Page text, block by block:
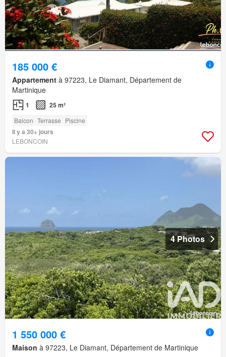
185 000 €
Appartement à 97223, Le Diamant, Département de
Martinique
1 25 m²
Balcon Terrasse Piscine
Il y a 30+ jours
LEBONCOIN
4 Photos
1 550 000 €
Maison à 97223, Le Diamant, Département de Martinique